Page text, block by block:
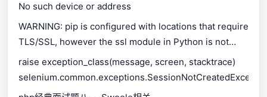
No such device or address
WARNING: pip is configured with locations that require
TLS/SSL, however the ssl module in Python is not
available.
raise exception_class(message, screen, stacktrace)